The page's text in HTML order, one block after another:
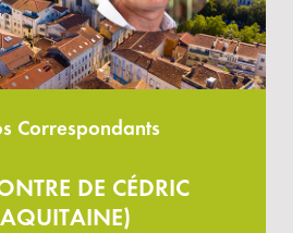
Correspondants
DE CÉDRIC